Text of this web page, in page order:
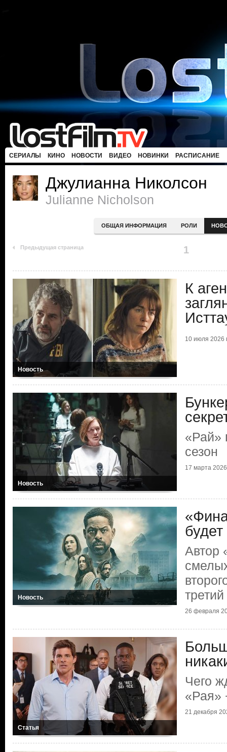
СЕРИАЛЫ КИНО НОВОСТИ ВИДЕО НОВИНКИ РАСПИСАНИЕ
Джулианна Николсон
Julianne Nicholson
ОБЩАЯ ИНФОРМАЦИЯ РОЛИ
Предыдущая страница 1
Новость
К
10 июля 2026
Новость
«Рай»
сезон
17 марта 2026
Новость
Автор
26 февраля
Статья
Чего
«Рая»
21 декабря